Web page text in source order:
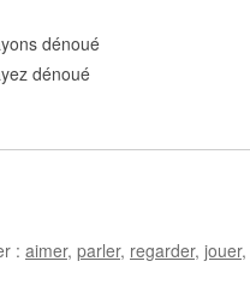
dénoué
dénoué
: aimer, parler, regarder, jouer,